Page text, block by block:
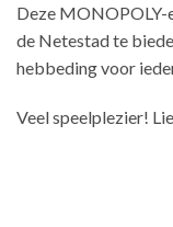
Deze MONOPOLY-
de Netestad te
hebbeding voor
Veel speelplezier!